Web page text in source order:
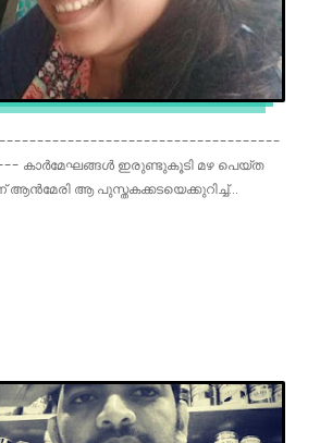
-------------------------------------
ഇരുണ്ടുകൂടി മഴ പെയ്ത
ആ പുസ്തകക്കടയെക്കുറിച്ച്...